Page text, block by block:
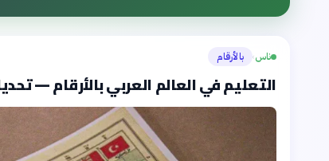
ناس› بالأرقام
التعليم في العالم العربي بالأرقام —